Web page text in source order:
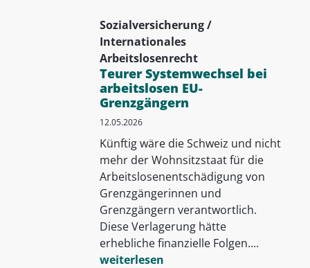
Sozialversicherung /
Internationales
Arbeitslosenrecht
Teurer Systemwechsel bei
arbeitslosen EU-
Grenzgängern
12.05.2026
Künftig wäre die Schweiz und nicht
mehr der Wohnsitzstaat für die
Arbeitslosenentschädigung von
Grenzgängerinnen und
Grenzgängern verantwortlich.
Diese Verlagerung hätte
erhebliche finanzielle Folgen....
weiterlesen